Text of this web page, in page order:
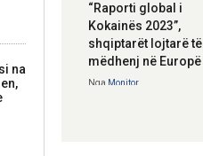
na
“Raporti global i
Kokainës 2023”,
shqiptarët lojtarë të
mëdhenj në Europë
Nga Monitor